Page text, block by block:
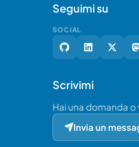
Seguimi su
SOCIAL
Scrivimi
Hai una domanda
Invia un